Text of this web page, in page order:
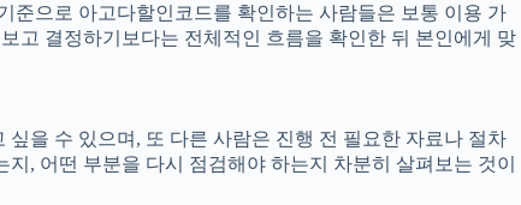
준으로 아고다할인코드를 확인하는 사람들은 보통 이용 가
고 결정하기보다는 전체적인 흐름을 확인한 뒤 본인에게 맞
을 수 있으며, 또 다른 사람은 진행 전 필요한 자료나 절차
, 어떤 부분을 다시 점검해야 하는지 차분히 살펴보는 것이